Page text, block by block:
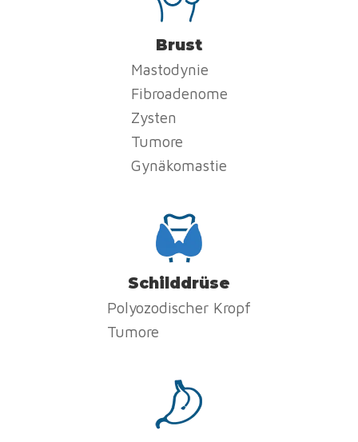
Brust
Mastodynie
Fibroadenome
Zysten
Tumore
Gynäkomastie
Schilddrüse
Polyozodischer Kropf
Tumore